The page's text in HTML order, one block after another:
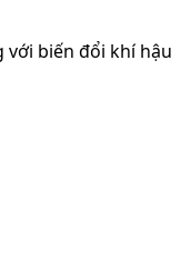
biến đổi khí hậu